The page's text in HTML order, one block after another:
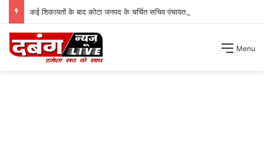
कई शिकायतों के बाद कोटा जनपद के चर्चित सचिव पंचायत से हटाए गए ।
Menu